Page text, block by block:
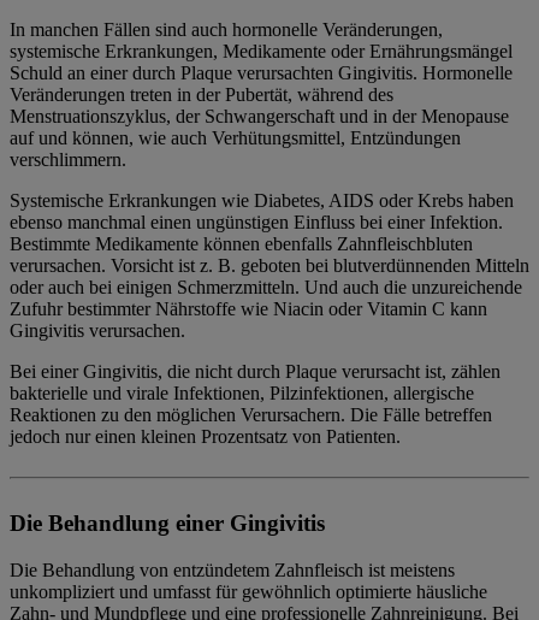
In manchen Fällen sind auch hormonelle Veränderungen,
systemische Erkrankungen, Medikamente oder Ernährungsmängel
Schuld an einer durch Plaque verursachten Gingivitis. Hormonelle
Veränderungen treten in der Pubertät, während des
Menstruationszyklus, der Schwangerschaft und in der Menopause
auf und können, wie auch Verhütungsmittel, Entzündungen
verschlimmern.
Systemische Erkrankungen wie Diabetes, AIDS oder Krebs haben
ebenso manchmal einen ungünstigen Einfluss bei einer Infektion.
Bestimmte Medikamente können ebenfalls Zahnfleischbluten
verursachen. Vorsicht ist z. B. geboten bei blutverdünnenden Mitteln
oder auch bei einigen Schmerzmitteln. Und auch die unzureichende
Zufuhr bestimmterNährstoffe wie Niacin oder Vitamin C kann
Gingivitis verursachen.
Bei einer Gingivitis, die nicht durch Plaque verursacht ist, zählen
bakterielle und virale Infektionen, Pilzinfektionen, allergische
Reaktionen zu den möglichen Verursachern. Die Fälle betreffen
jedoch nur einen kleinen Prozentsatz von Patienten.
Die Behandlung einer Gingivitis
Die Behandlung von entzündetem Zahnfleisch ist meistens
unkompliziert und umfasst für gewöhnlich optimierte häusliche
Zahn- und Mundpflege und eine professionelle Zahnreinigung. Bei